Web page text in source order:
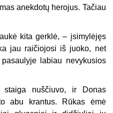
anekdotų herojus. Tačiau
kita gerklė, – įsimylėjęs
jau raičiojosi iš juoko, net
labiau nevykusios
nuščiuvo, ir Donas
abu krantus. Rūkas ėmė